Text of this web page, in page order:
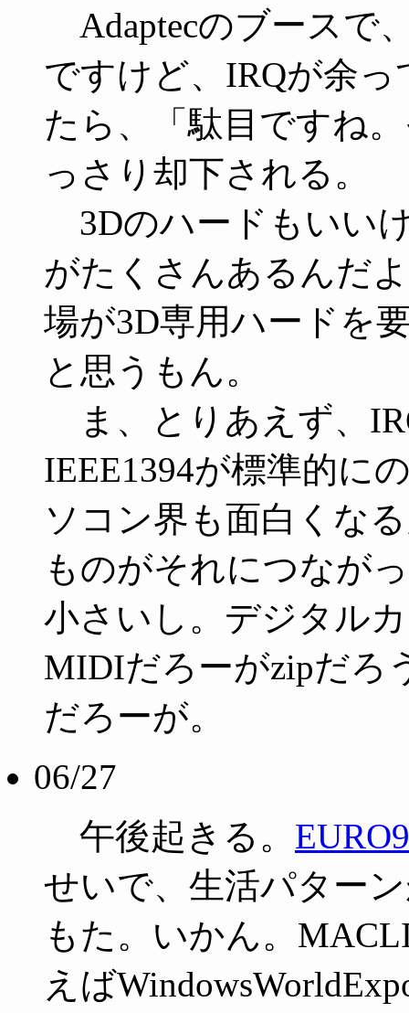
Adaptecのブースで
ですけど、IRQが余
たら、「駄目ですね
っさり却下される。
3Dのハードもいい
がたくさんあるんだ
場が3D専用ハードを
と思うもん。
ま、とりあえず、
IEEE1394が標準的に
ソコン界も面白くな
ものがそれにつなが
小さいし。デジタル
MIDIだろーがzipだろ
だろーが。
06/27
午後起きる。
せいで、生活パター
もた。いかん。
えば